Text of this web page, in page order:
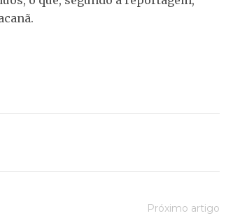
Próximo artigo